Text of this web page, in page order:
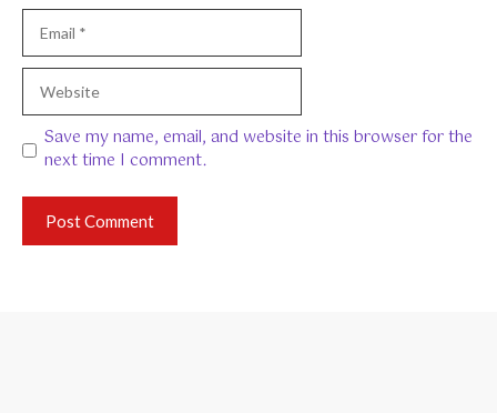
Email
Website
Save my name, email, and website in this browser for the
next time I comment.